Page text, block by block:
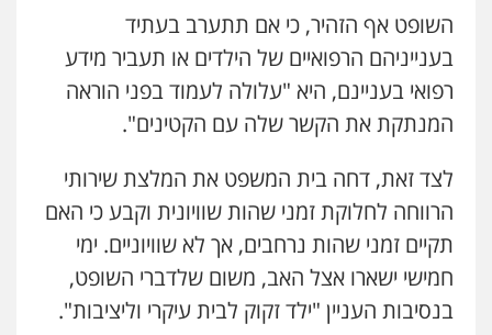
0525199949
עו"ד אמיר נאטור
פלילי פשיעה חמורה צווארון לבן
עו"ד גיורא זילברשטיין
פלילי פשיעה חמורה מעצרים וחקירות
0505212444
השופט אף הזהיר, כי אם תתערב בעתיד
בענייניהם הרפואיים של הילדים או תעביר מידע
רפואי בעניינם, היא "עלולה לעמוד בפני הוראה
המנתקת את הקשר שלה עם הקטינים".
לצד זאת, דחה בית המשפט את המלצת שירותי
הרווחה לחלוקת זמני שהות שוויונית וקבע כי האם
תקיים זמני שהות נרחבים, אך לא שוויוניים. ימי
חמישי ישארו אצל האב, משום שלדברי השופט,
בנסיבות העניין "ילד זקוק לבית עיקרי וליציבות".
עו"ד מירב נוסבוים
פלילי מעצרים וחקירות נוער עורכי דין
לענייני אסירים
0522331443
רעות כהן – משרד עורכי דין
וחקירות
0506277425
עו"ד רעות שמחון
אסירים
0507623810